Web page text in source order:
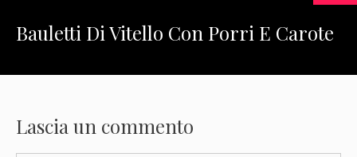
Bauletti Di Vitello Con Porri E Carote
Lascia un commento